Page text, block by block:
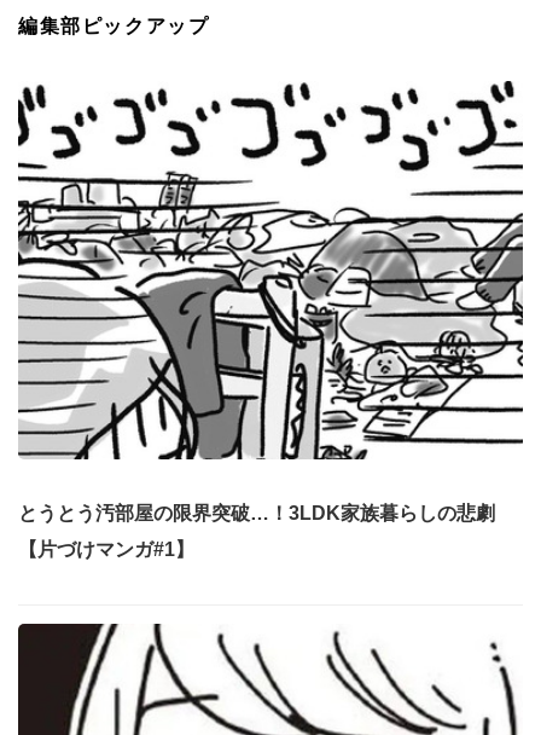
編集部ピックアップ
とうとう汚部屋の限界突破…！3LDK家族暮らしの悲劇
【片づけマンガ#1】